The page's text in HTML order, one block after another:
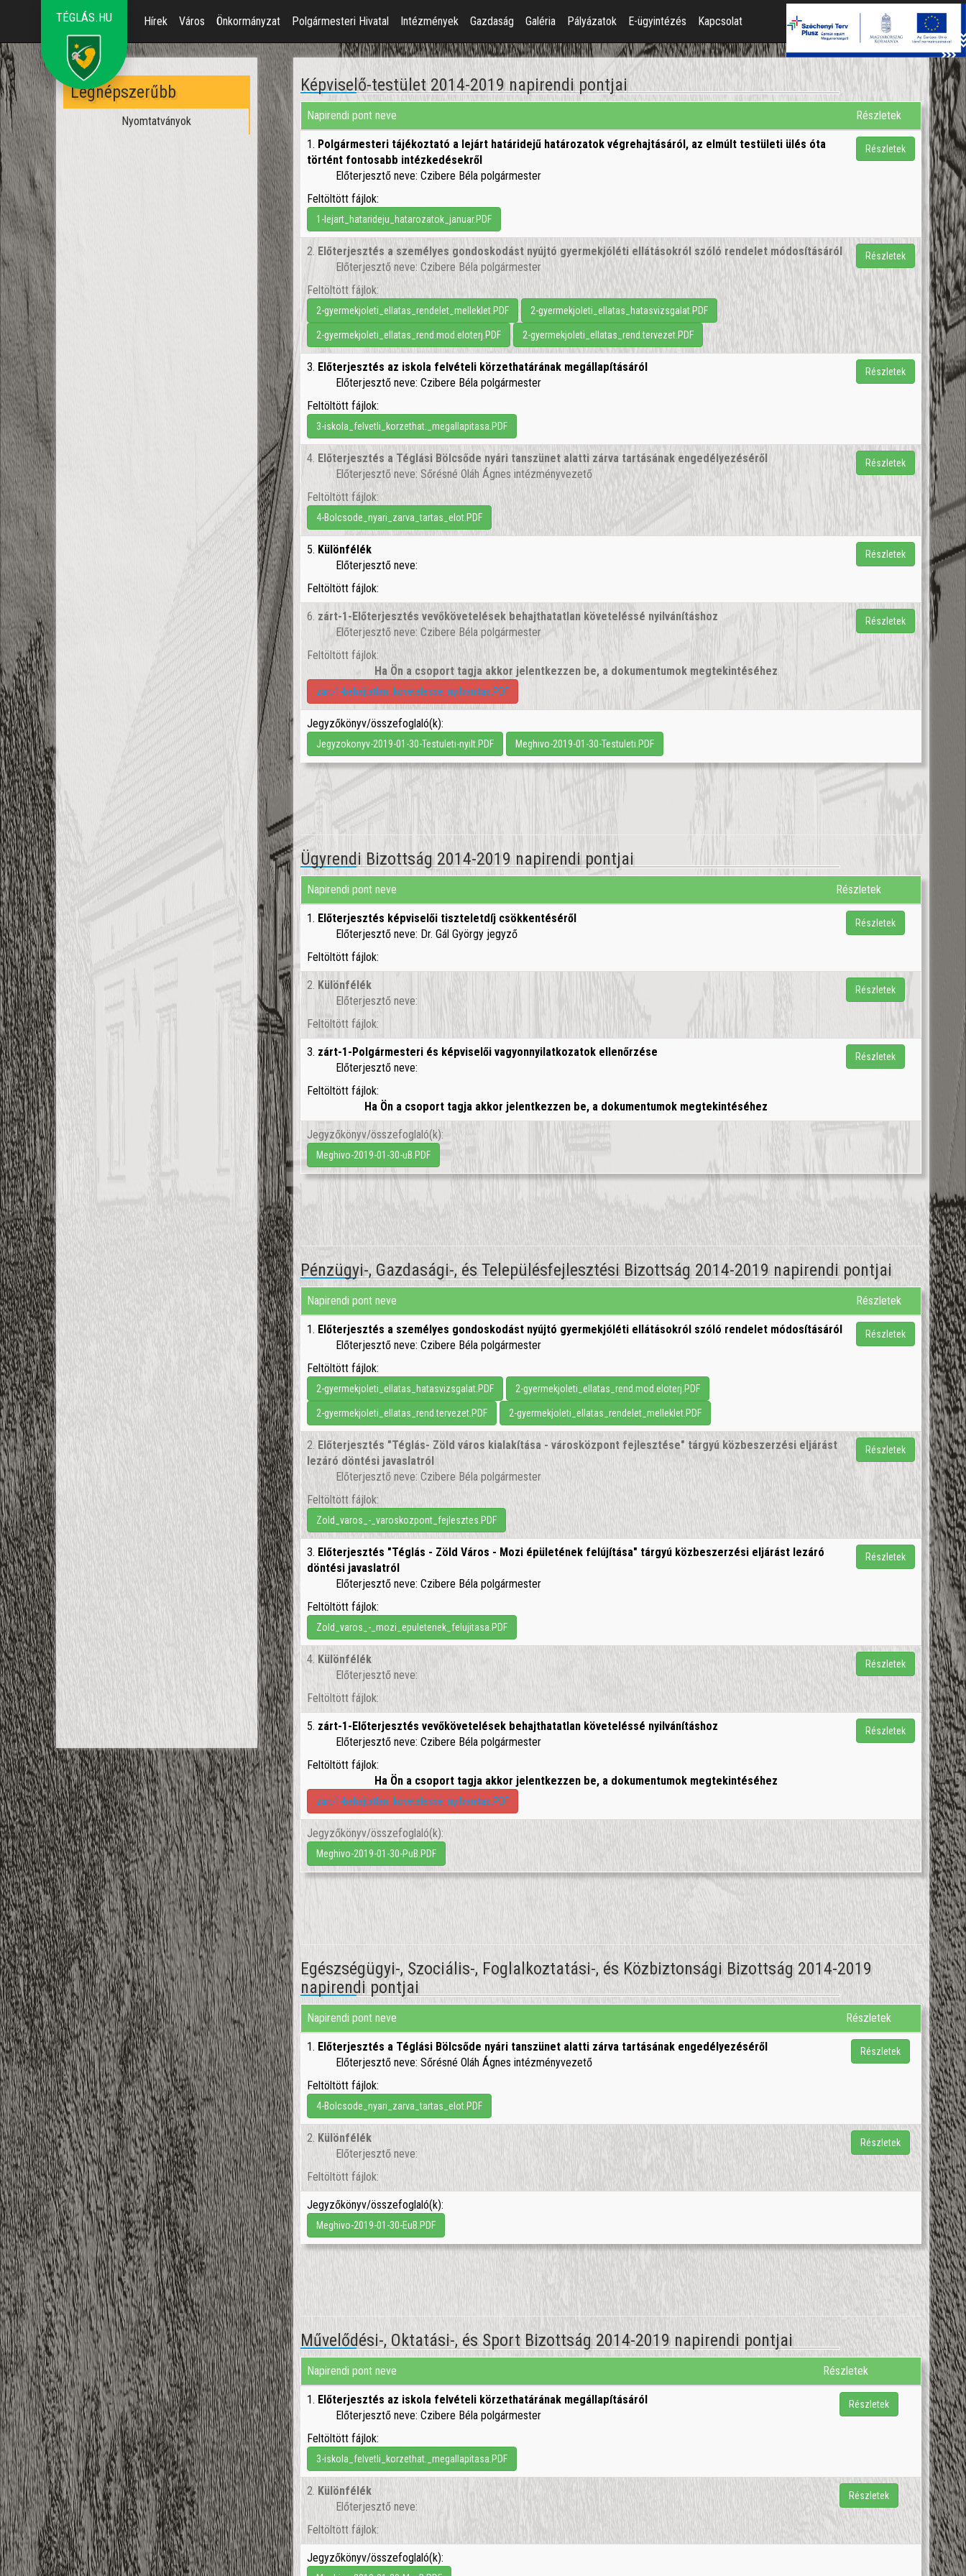
TÉGLÁS.HU Hírek Város Önkormányzat Polgármesteri Hivatal Intézmények Gazdaság Galéria Pályázatok E-ügyintézés Kapcsolat
Legnépszerűbb
Nyomtatványok
Képviselő-testület 2014-2019 napirendi pontjai
Napirendi pont neve Részletek
1. Polgármesteri tájékoztató a lejárt határidejű határozatok végrehajtásáról, az elmúlt testületi ülés óta
történt fontosabb intézkedésekről
Előterjesztő neve: Czibere Béla polgármester
Feltöltött fájlok:
1-lejart_hatarideju_hatarozatok_januar.PDF
Részletek
2. Előterjesztés a személyes gondoskodást nyújtó gyermekjóléti ellátásokról szóló rendelet módosításáról
Előterjesztő neve: Czibere Béla polgármester
Feltöltött fájlok:
2-gyermekjoleti_ellatas_rendelet_melleklet.PDF 2-gyermekjoleti_ellatas_hatasvizsgalat.PDF
2-gyermekjoleti_ellatas_rend.mod.eloterj.PDF 2-gyermekjoleti_ellatas_rend.tervezet.PDF
Részletek
3. Előterjesztés az iskola felvételi körzethatárának megállapításáról
Előterjesztő neve: Czibere Béla polgármester
Feltöltött fájlok:
3-iskola_felvetli_korzethat._megallapitasa.PDF
Részletek
4. Előterjesztés a Téglási Bölcsőde nyári tanszünet alatti zárva tartásának engedélyezéséről
Előterjesztő neve: Sőrésné Oláh Ágnes intézményvezető
Feltöltött fájlok:
4-Bolcsode_nyari_zarva_tartas_elot.PDF
Részletek
5. Különfélék
Előterjesztő neve:
Feltöltött fájlok:
Részletek
6. zárt-1-Előterjesztés vevőkövetelések behajthatatlan követeléssé nyilvánításhoz
Előterjesztő neve: Czibere Béla polgármester
Feltöltött fájlok:
Ha Ön a csoport tagja akkor jelentkezzen be, a dokumentumok megtekintéséhez
zart-1-behajtatlan_kovetelesse_nyilvanitas.PDF
Részletek
Jegyzőkönyv/összefoglaló(k):
Jegyzokonyv-2019-01-30-Testuleti-nyilt.PDF Meghivo-2019-01-30-Testuleti.PDF
Ügyrendi Bizottság 2014-2019 napirendi pontjai
Napirendi pont neve Részletek
1. Előterjesztés képviselői tiszteletdíj csökkentéséről
Előterjesztő neve: Dr. Gál György jegyző
Feltöltött fájlok:
Részletek
2.Különfélék
Előterjesztő neve:
Feltöltött fájlok:
Részletek
3. zárt-1-Polgármesteri és képviselői vagyonnyilatkozatok ellenőrzése
Előterjesztő neve:
Feltöltött fájlok:
Ha Ön a csoport tagja akkor jelentkezzen be, a dokumentumok megtekintéséhez
Részletek
Jegyzőkönyv/összefoglaló(k):
Meghivo-2019-01-30-uB.PDF
Pénzügyi-, Gazdasági-, és Településfejlesztési Bizottság 2014-2019 napirendi pontjai
Napirendi pont neve Részletek
1. Előterjesztés a személyes gondoskodást nyújtó gyermekjóléti ellátásokról szóló rendelet módosításáról
Előterjesztő neve: Czibere Béla polgármester
Feltöltött fájlok:
2-gyermekjoleti_ellatas_hatasvizsgalat.PDF 2-gyermekjoleti_ellatas_rend.mod.eloterj.PDF
2-gyermekjoleti_ellatas_rend.tervezet.PDF 2-gyermekjoleti_ellatas_rendelet_melleklet.PDF
Részletek
2. Előterjesztés "Téglás- Zöld város kialakítása - városközpont fejlesztése" tárgyú közbeszerzési eljárást
lezáró döntési javaslatról
Előterjesztő neve: Czibere Béla polgármester
Feltöltött fájlok:
Zold_varos_-_varoskozpont_fejlesztes.PDF
Részletek
3. Előterjesztés "Téglás - Zöld Város - Mozi épületének felújítása" tárgyú közbeszerzési eljárást lezáró
döntési javaslatról
Előterjesztő neve: Czibere Béla polgármester
Feltöltött fájlok:
Zold_varos_-_mozi_epuletenek_felujitasa.PDF
Részletek
4. Különfélék
Előterjesztő neve:
Feltöltött fájlok:
Részletek
5. zárt-1-Előterjesztés vevőkövetelések behajthatatlan követeléssé nyilvánításhoz
Előterjesztő neve: Czibere Béla polgármester
Feltöltött fájlok:
Ha Ön a csoport tagja akkor jelentkezzen be, a dokumentumok megtekintéséhez
zart-1-behajtatlan_kovetelesse_nyilvanitas.PDF
Részletek
Jegyzőkönyv/összefoglaló(k):
Meghivo-2019-01-30-PuB.PDF
Egészségügyi-, Szociális-, Foglalkoztatási-, és Közbiztonsági Bizottság 2014-2019
napirendi pontjai
Napirendi pont neve Részletek
1. Előterjesztés a Téglási Bölcsőde nyári tanszünet alatti zárva tartásának engedélyezéséről
Előterjesztő neve: Sőrésné Oláh Ágnes intézményvezető
Feltöltött fájlok:
4-Bolcsode_nyari_zarva_tartas_elot.PDF
Részletek
2. Különfélék
Előterjesztő neve:
Feltöltött fájlok:
Részletek
Jegyzőkönyv/összefoglaló(k):
Meghivo-2019-01-30-EuB.PDF
Művelődési-, Oktatási-, és Sport Bizottság 2014-2019 napirendi pontjai
Napirendi pont neve Részletek
1. Előterjesztés az iskola felvételi körzethatárának megállapításáról
Előterjesztő neve: Czibere Béla polgármester
Feltöltött fájlok:
3-iskola_felvetli_korzethat._megallapitasa.PDF
Részletek
2. Különfélék
Előterjesztő neve:
Feltöltött fájlok:
Részletek
Jegyzőkönyv/összefoglaló(k):